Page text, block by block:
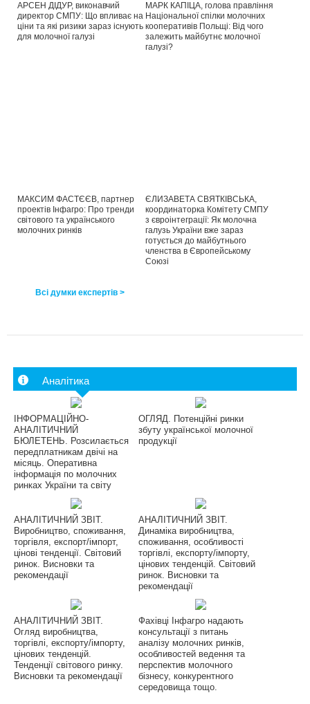
АРСЕН ДІДУР, виконавчий
директор СМПУ: Що впливає на
ціни та які ризики зараз існують
для молочної галузі
МАРК КАПІЦА, голова правління
Національної спілки молочних
кооперативів Польщі: Від чого
залежить майбутнє молочної
галузі?
МАКСИМ ФАСТЄЄВ, партнер
проектів Інфагро: Про тренди
світового та українського
молочних ринків
ЄЛИЗАВЕТА СВЯТКІВСЬКА,
координаторка Комітету СМПУ
з євроінтеграції: Як молочна
галузь України вже зараз
готується до майбутнього
членства в Європейському
Союзі
Всі думки експертів >
Аналітика
ІНФОРМАЦІЙНО-
АНАЛІТИЧНИЙ
БЮЛЕТЕНЬ. Розсилається
передплатникам двічі на
місяць. Оперативна
інформація по молочних
ринках України та світу
ОГЛЯД. Потенційні ринки
збуту української молочної
продукції
АНАЛІТИЧНИЙ ЗВІТ.
Виробництво, споживання,
торгівля, експорт/імпорт,
цінові тенденції. Світовий
ринок. Висновки та
рекомендації
АНАЛІТИЧНИЙ ЗВІТ.
Динаміка виробництва,
споживання, особливості
торгівлі, експорту/імпорту,
цінових тенденцій. Світовий
ринок. Висновки та
рекомендації
АНАЛІТИЧНИЙ ЗВІТ.
Огляд виробництва,
торгівлі, експорту/імпорту,
цінових тенденцій.
Тенденції світового ринку.
Висновки та рекомендації
Фахівці Інфагро надають
консультації з питань
аналізу молочних ринків,
особливостей ведення та
перспектив молочного
бізнесу, конкурентного
середовища тощо.